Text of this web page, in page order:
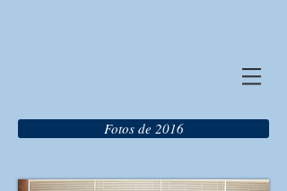
Fotos de 2016